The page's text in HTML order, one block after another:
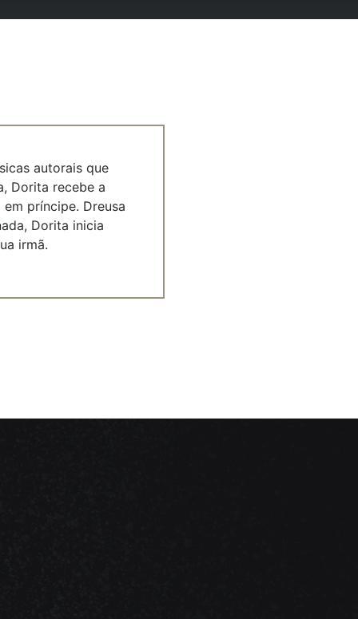
autorais que
Dorita recebe a
príncipe. Dreusa
Dorita inicia
irmã.